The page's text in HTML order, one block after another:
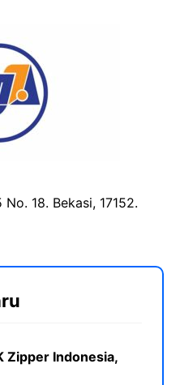
18. Bekasi, 17152.
Zipper Indonesia,